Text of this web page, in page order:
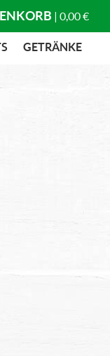
| 0,00 €
GETRÄNKE